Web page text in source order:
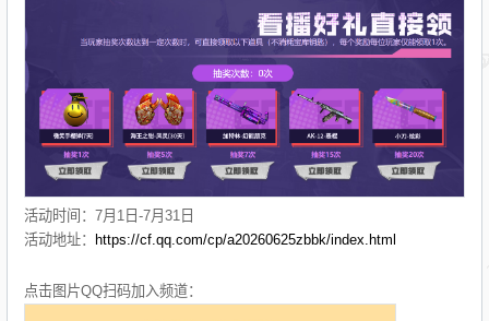
活动时间：7月1日-7月31日
活动地址：
https://cf.qq.com/cp/a20260625zbbk/index.html
点击图片QQ扫码加入频道：